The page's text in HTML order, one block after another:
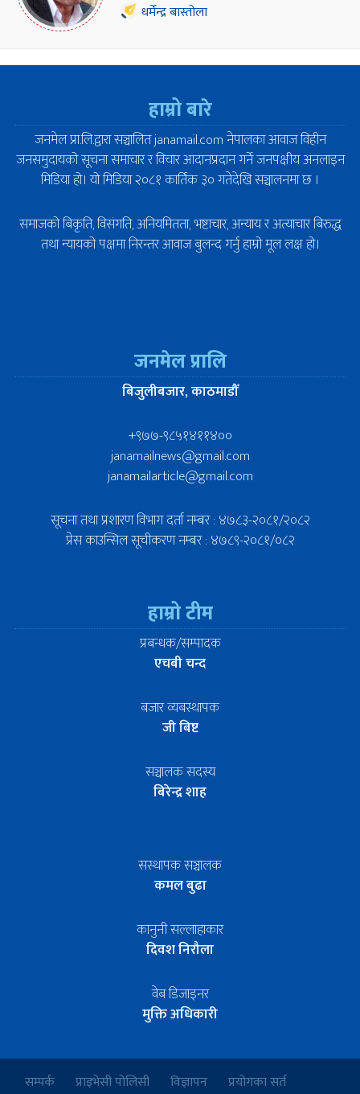
धर्मेन्द्र बास्तोला
हाम्रो बारे
जनमेल प्रा.लि.द्वारा सञ्चालित janamail.com नेपालका आवाज विहीन
जनसमुदायको सूचना समाचार र विचार आदानप्रदान गर्ने जनपक्षीय अनलाइन
मिडिया हो। यो मिडिया २०८१ कार्तिक ३० गतेदेखि सञ्चालनमा छ ।
समाजको बिकृति, विसंगति, अनियमितता, भष्टाचार, अन्याय र अत्याचार बिरुद्ध
तथा न्यायको पक्षमा निरन्तर आवाज बुलन्द गर्नु हाम्रो मूल लक्ष हो।
जनमेल प्रालि
बिजुलीबजार, काठमाडौँ
+९७७-९८५१४११४००
janamailnews@gmail.com
janamailarticle@gmail.com
सूचना तथा प्रशारण विभाग दर्ता नम्बर : ४७८३-२०८१/२०८२
प्रेस काउन्सिल सूचीकरण नम्बर : ४७८९-२०८१/०८२
हाम्रो टीम
प्रबन्धक/सम्पादक
एचबी चन्द
बजार व्यबस्थापक
जी बिष्ट
सञ्चालक सदस्य
बिरेन्द्र शाह
सस्थापक सञ्चालक
कमल बुढा
कानुनी सल्लाहाकार
दिवश निरौला
वेब डिजाइनर
मुक्ति अधिकारी
सम्पर्क प्राइभेसी पोलिसी विज्ञापन
प्रयोगका सर्त